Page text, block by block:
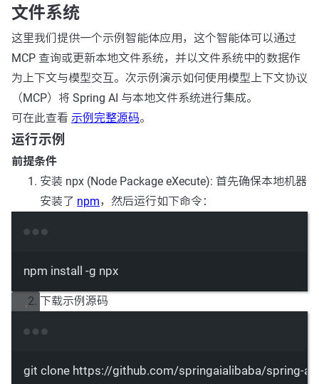
文件系统
这里我们提供一个示例智能体应用，这个智能体可以通过
MCP 查询或更新本地文件系统，并以文件系统中的数据作
为上下文与模型交互。次示例演示如何使用模型上下文协议
（MCP）将 Spring AI 与本地文件系统进行集成。
可在此查看 示例完整源码。
运行示例
前提条件
安装 npx (Node Package eXecute): 首先确保本地机器
安装了 npm，然后运行如下命令：
npm install -g npx
下载示例源码
git clone https://github.com/springaialibaba/spring-